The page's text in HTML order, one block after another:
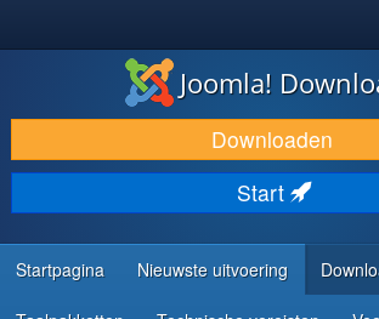
DOWNLOAD & BREID UIT
ONTDEK & LEER
COMMUNITY & ONDERSTEUNING
ONTWIKKELAARSBRONNEN
Joomla!
Downloaden
Start
Startpagina Nieuwste uitvoering